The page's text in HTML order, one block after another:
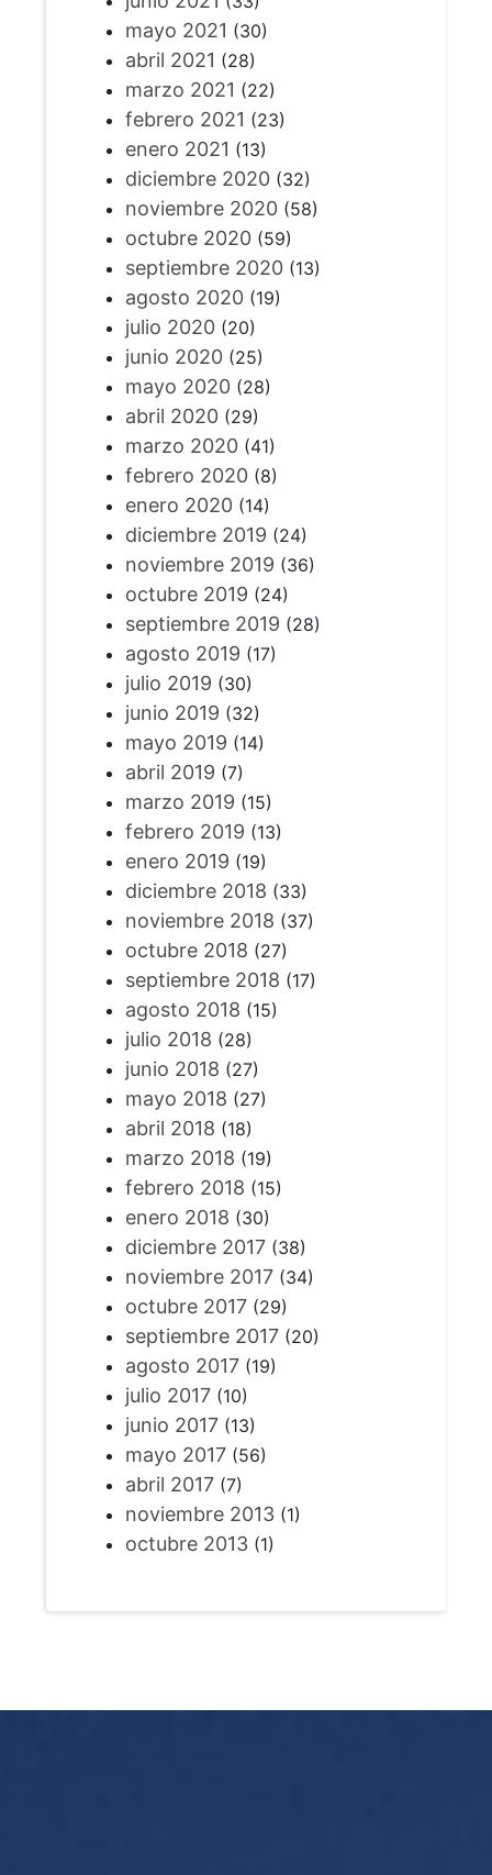
mayo 2021 (30)
abril 2021 (28)
marzo 2021 (22)
febrero 2021 (23)
enero 2021 (13)
diciembre 2020(32)
noviembre 2020(58)
octubre 2020(59)
septiembre 2020(13)
agosto 2020(19)
julio 2020(20)
junio 2020(25)
mayo 2020(28)
abril 2020(29)
marzo 2020(41)
febrero 2020(8)
enero 2020(14)
diciembre 2019 (24)
noviembre 2019 (36)
octubre 2019 (24)
septiembre 2019 (28)
agosto 2019 (17)
julio 2019 (30)
junio 2019 (32)
mayo 2019 (14)
abril 2019 (7)
marzo 2019 (15)
febrero 2019 (13)
enero 2019 (19)
diciembre 2018 (33)
noviembre 2018 (37)
octubre 2018 (27)
septiembre 2018 (17)
agosto 2018 (15)
julio 2018 (28)
junio 2018 (27)
mayo 2018 (27)
abril 2018 (18)
marzo 2018 (19)
febrero 2018 (15)
enero 2018 (30)
diciembre 2017(38)
noviembre 2017(34)
octubre 2017(29)
septiembre 2017(20)
agosto 2017(19)
julio 2017(10)
junio 2017(13)
mayo 2017(56)
abril 2017(7)
noviembre 2013(1)
octubre 2013(1)